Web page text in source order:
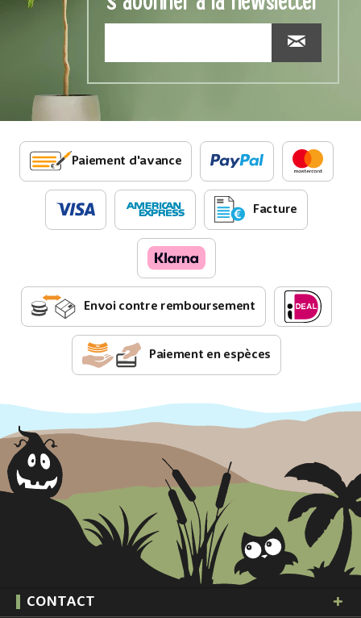
Paiement d'avance
Facture
Envoi contre remboursement
Paiement en espèces
CONTACT